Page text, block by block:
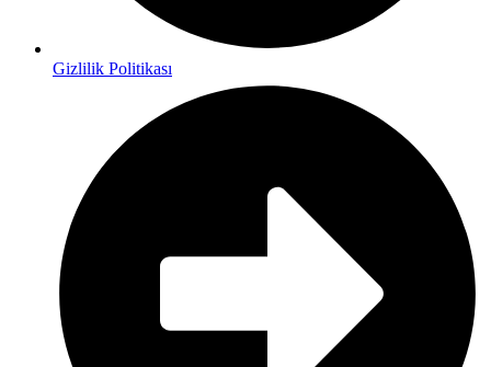
Gizlilik Politikası